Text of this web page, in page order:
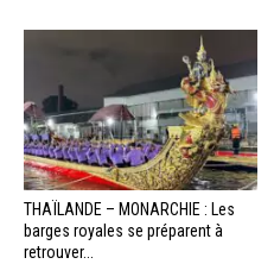
THAÏLANDE – MONARCHIE : Les
barges royales se préparent à
retrouver...